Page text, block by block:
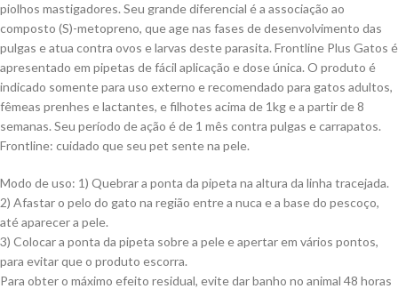
piolhos mastigadores. Seu grande diferencial é a associação ao
composto (S)-metopreno, que age nas fases de desenvolvimento das
pulgas e atua contra ovos e larvas deste parasita. Frontline Plus Gatos é
apresentado em pipetas de fácil aplicação e dose única. O produto é
indicado somente para uso externo e recomendado para gatos adultos,
fêmeas prenhes e lactantes, e filhotes acima de 1kg e a partir de 8
semanas. Seu período de ação é de 1 mês contra pulgas e carrapatos.
Frontline: cuidado que seu pet sente na pele.
Modo de uso: 1) Quebrar a ponta da pipeta na altura da linha tracejada.
2) Afastar o pelo do gato na região entre a nuca e a base do pescoço,
até aparecer a pele.
3) Colocar a ponta da pipeta sobre a pele e apertar em vários pontos,
para evitar que o produto escorra.
Para obter o máximo efeito residual, evite dar banho no animal 48 horas